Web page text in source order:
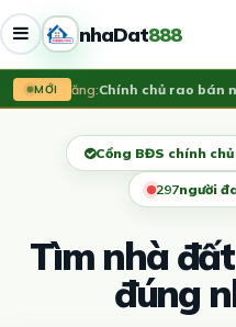
nhaDat888
MỚI
Vừa đăng:Chính chủ rao bán
Cổng BĐS chính
293người
Tìm nhà đất
đúng